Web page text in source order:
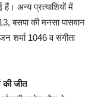
हैं। अन्य प्रत्याशियों में
बसपा की मनसा पासवान
शर्मा 1046 व संगीता
की जीत